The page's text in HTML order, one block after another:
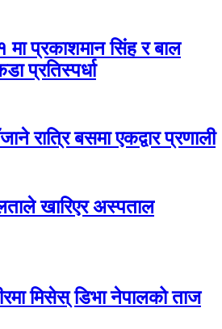
मा प्रकाशमान सिंह र बाल
प्रतिस्पर्धा
रात्रि बसमा एकद्वार प्रणाली
खारिएर अस्पताल
मिसेस् डिभा नेपालको ताज